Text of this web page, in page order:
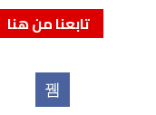
تابعنا من هنا